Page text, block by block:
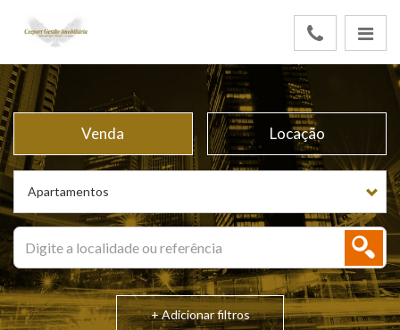
Apartamentos
Venda Locação
+ Adicionar filtros